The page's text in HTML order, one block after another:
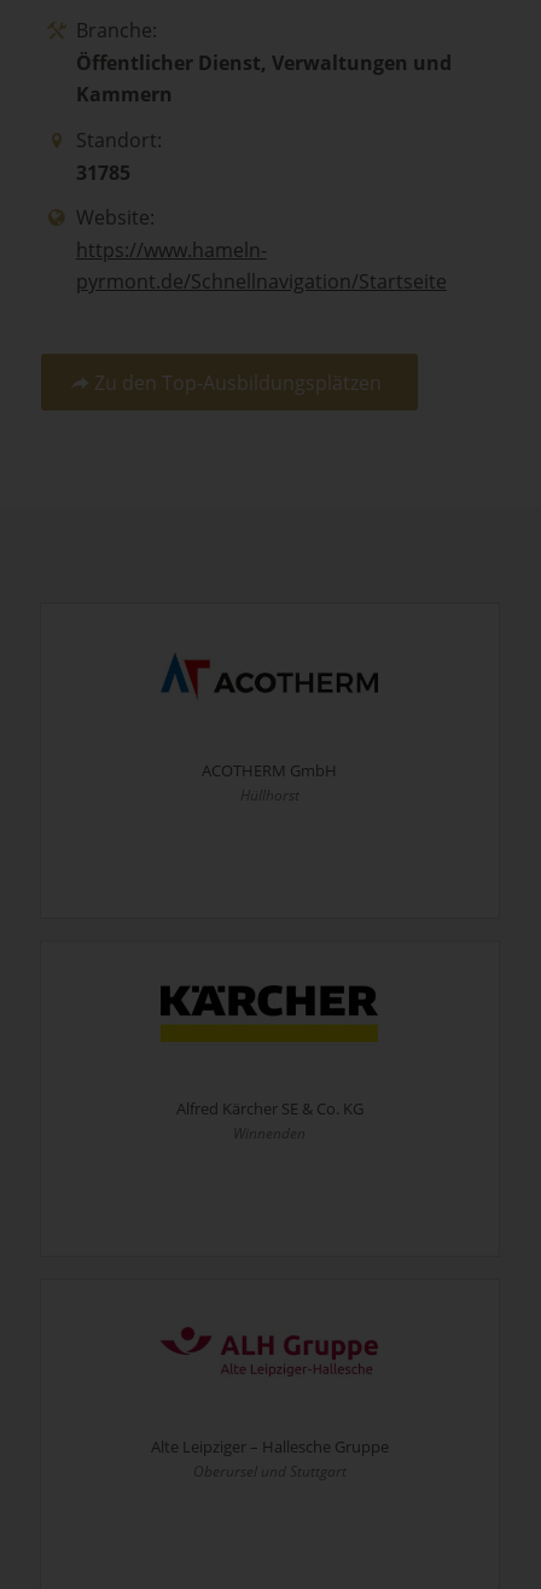
Branche:
Öffentlicher Dienst, Verwaltungen und
Kammern
Standort:
31785
Website:
https://www.hameln-
pyrmont.de/Schnellnavigation/Startseite
Zu den Top-Ausbildungsplätzen
ACOTHERM GmbH
Hüllhorst
Alfred Kärcher SE & Co. KG
Winnenden
Alte Leipziger – Hallesche Gruppe
Oberursel und Stuttgart